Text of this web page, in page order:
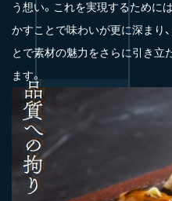
う想い。これを実現するために
かすことで味わいが更に深まり
とで素材の魅力をさらに引き立
ます。